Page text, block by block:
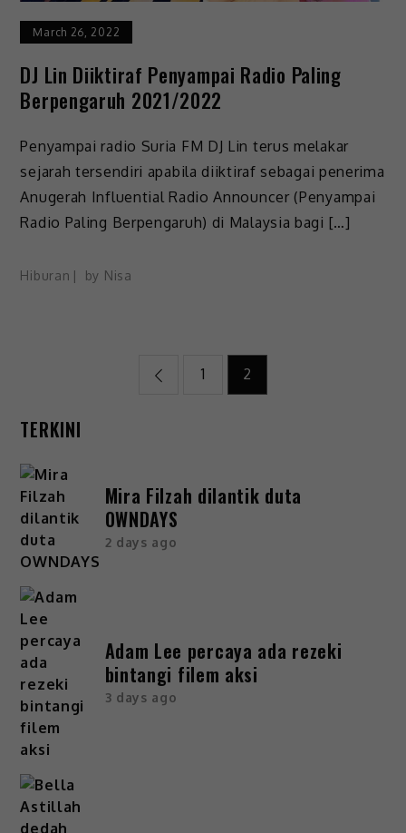
March 26, 2022
DJ Lin Diiktiraf Penyampai Radio Paling
Berpengaruh 2021/2022
Penyampai radio Suria FM DJ Lin terus melakar
sejarah tersendiri apabila diiktiraf sebagai penerima
Anugerah Influential Radio Announcer (Penyampai
Radio Paling Berpengaruh) di Malaysia bagi […]
Hiburan by Nisa
1 2
TERKINI
Mira Filzah dilantik duta
OWNDAYS
2 days ago
Adam Lee percaya ada rezeki
bintangi filem aksi
3 days ago